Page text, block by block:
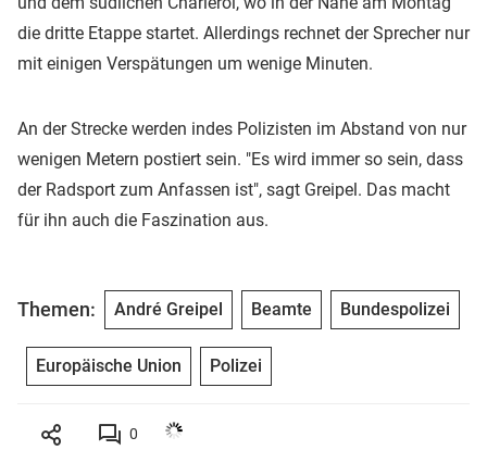
die dritte Etappe startet. Allerdings rechnet der Sprecher nur
mit einigen Verspätungen um wenige Minuten.
An der Strecke werden indes Polizisten im Abstand von nur
wenigen Metern postiert sein. "Es wird immer so sein, dass
der Radsport zum Anfassen ist", sagt Greipel. Das macht
für ihn auch die Faszination aus.
Themen: André Greipel Beamte Bundespolizei
Europäische Union Polizei
0